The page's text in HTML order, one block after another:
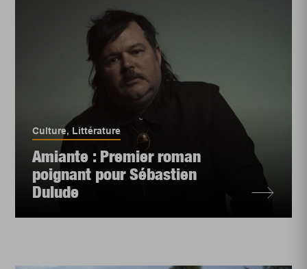
Culture, Littérature
Amiante : Premier roman
poignant pour Sébastien
Dulude